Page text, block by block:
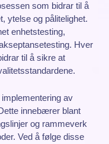
som bidrar til å
ytelse og pålitelighet.
enhetstesting,
Hver
til å sikre at
av
innebærer blant
og rammeverk
Ved å følge disse